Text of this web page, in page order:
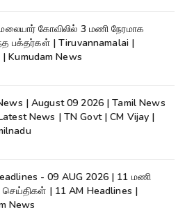
கோவிலில் 3 மணி நேரமாக
பக்தர்கள் | Tiruvannamalai |
Kumudam News
| August 09 2026 | Tamil News
News | TN Govt | CM Vijay |
- 09 AUG 2026 | 11 மணி
செய்திகள் | 11 AM Headlines |
News